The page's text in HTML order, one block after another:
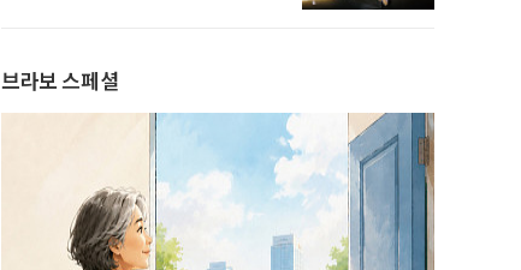
브라보 스페셜